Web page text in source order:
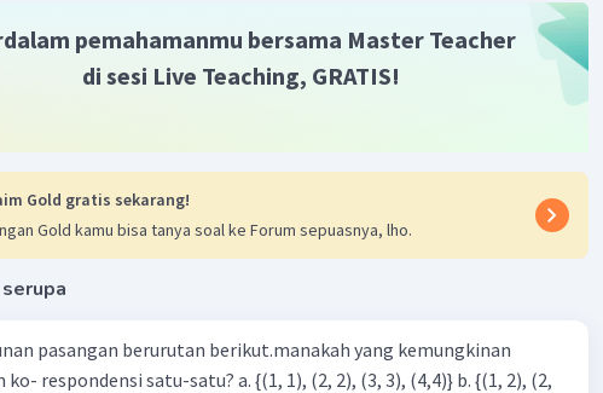
pemahamanmu bersama Master Teacher
di sesi Live Teaching, GRATIS!
Gold gratis sekarang!
Gold kamu bisa tanya soal ke Forum sepuasnya, lho.
pasangan berurutan berikut.manakah yang kemungkinan
(4,4)} b. {(1, 2), (2,